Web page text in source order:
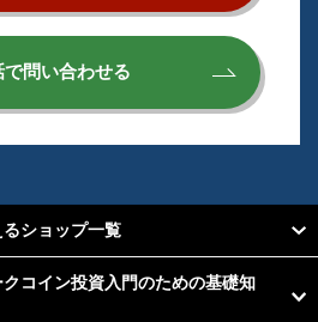
で問い合わせる
ショップ一覧
クコイン投資入門のための基礎知